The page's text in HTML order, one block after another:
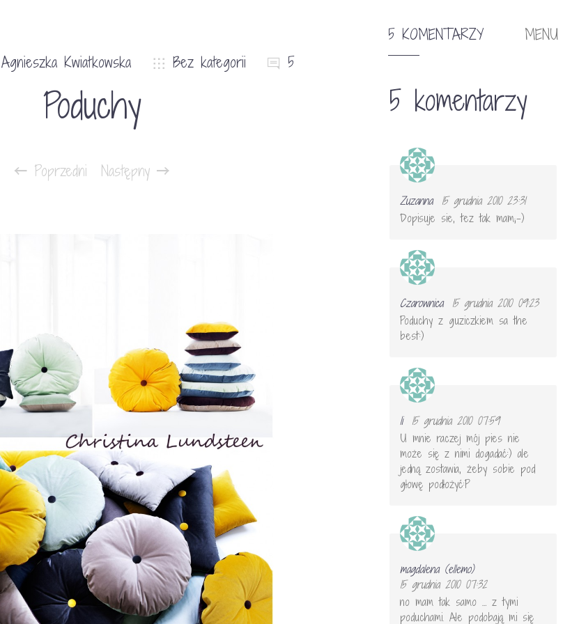
Agnieszka Kwiatkowska Bez kategorii 5
Poduchy
Poprzedni Następny
5 KOMENTARZY MENU
5 komentarzy
Zuzanna
15 grudnia 2010 23:31
Dopisuje sie, tez tak mam;-)
Czarownica
15 grudnia 2010 09:23
Poduchy z guziczkiem sa the
best:)
li
15 grudnia 2010 07:59
U mnie raczej mój pies nie
może się z nimi dogadać:) ale
jedną zostawia, żeby sobie pod
głowę podłożyć:P
magdalena (ellemo)
15 grudnia 2010 07:32
no mam tak samo … z tymi
poduchami. Ale podobają mi się